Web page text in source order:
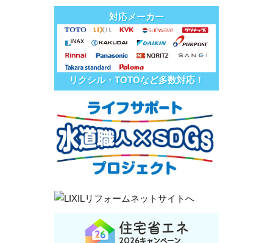
対応メーカー
リクシル・TOTOなど多数対応！